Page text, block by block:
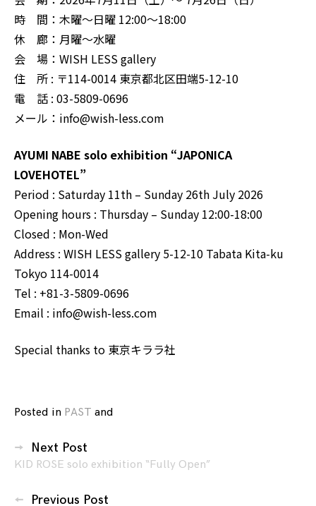
時 間：木曜～日曜 12:00～18:00
休 廊：月曜～水曜
会 場：WISH LESS gallery
住 所 : 〒114-0014 東京都北区田端5-12-10
電 話 : 03-5809-0696
メール： info@wish-less.com
AYUMI NABE solo exhibition “JAPONICA
LOVEHOTEL”
Period : Saturday 11th – Sunday 26th July 2026
Opening hours : Thursday – Sunday 12:00-18:00
Closed : Mon-Wed
Address : WISH LESS gallery 5-12-10 Tabata Kita-ku
Tokyo 114-0014
Tel : +81-3-5809-0696
Email : info@wish-less.com
Special thanks to 東京キララ社
Posted in PAST and
JAPONICA
投
稿
Next Post
KID ROSE solo exhibition “Fully Open”
Previous Post